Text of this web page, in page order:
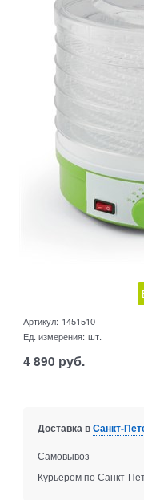
Артикул: 1451510
Ед. измерения: шт.
4 890 руб.
Доставка вСанкт-
Самовывоз
Курьером по Санкт-